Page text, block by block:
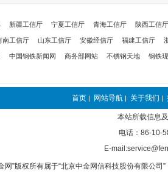
新疆工信厅 宁夏工信厅 青海工信厅 陕西工信厅
南工信厅 山东工信厅 安徽经信厅 福建工信厅
中国钢铁新闻网 商务部网站 不锈钢天地 钢铁
首页 | 网站导航 | 关于我们 |
本站所载信息
电话：86-10-
E-
网”版权所有属于“北京中金网信科技股份有限公司